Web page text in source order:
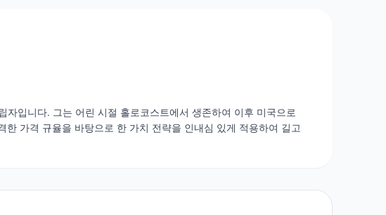
입니다. 그는 어린 시절 홀로코스트에서 생존하여 이후 미국으로
가격 규율을 바탕으로 한 가치 전략을 인내심 있게 적용하여 길고